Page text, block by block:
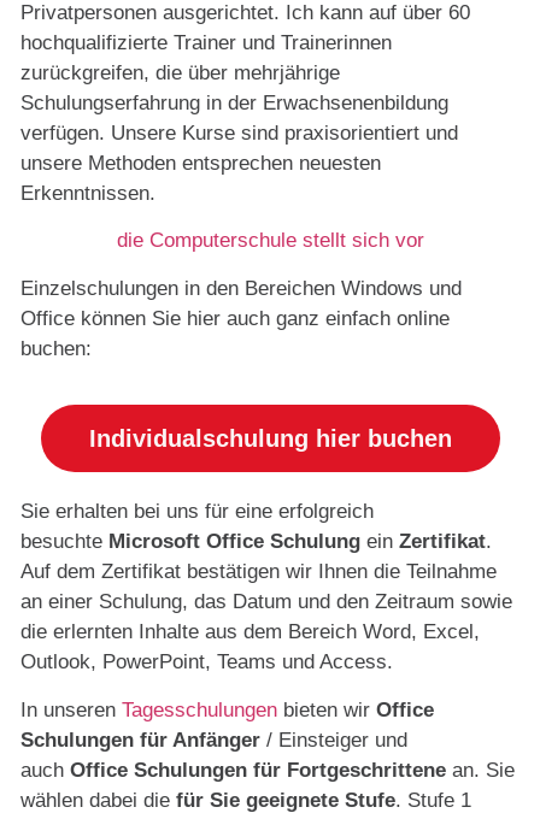
Privatpersonen ausgerichtet. Ich kann auf über 60
hochqualifizierte Trainer und Trainerinnen
zurückgreifen, die über mehrjährige
Schulungserfahrung in der Erwachsenenbildung
verfügen. Unsere Kurse sind praxisorientiert und
unsere Methoden entsprechen neuesten
Erkenntnissen.
die Computerschule stellt sich vor
Einzelschulungen in den Bereichen Windows und
Office können Sie hier auch ganz einfach online
buchen:
Individualschulung hier buchen
Sie erhalten bei uns für eine erfolgreich
besuchte Microsoft Office Schulung ein Zertifikat.
Auf dem Zertifikat bestätigen wir Ihnen die Teilnahme
an einer Schulung, das Datum und den Zeitraum sowie
die erlernten Inhalte aus dem Bereich Word, Excel,
Outlook, PowerPoint, Teams und Access.
In unseren Tagesschulungen bieten wir Office
Schulungen für Anfänger / Einsteiger und
auch Office Schulungen für Fortgeschrittene an. Sie
wählen dabei die für Sie geeignete Stufe. Stufe 1